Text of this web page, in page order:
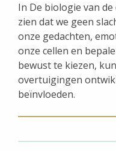
In De biologie van
zien dat we geen
onze gedachten,
onze cellen en
bewust te kiezen,
overtuigingen
beïnvloeden.